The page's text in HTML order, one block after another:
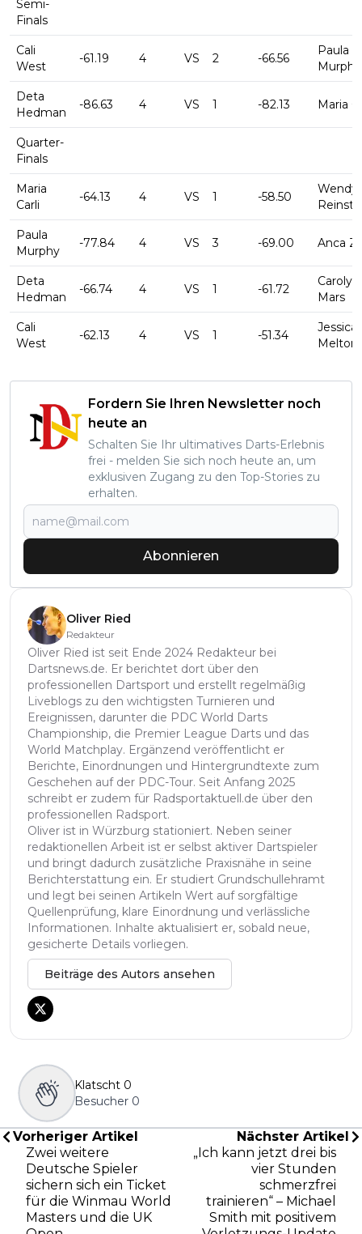
Semi-
Finals
Cali
West
-61.19 4 VS 2 -66.56
Paula
Murphy
Deta
Hedman
-86.63 4 VS 1 -82.13 Maria
Quarter-
Finals
Maria
Carli
-64.13 4 VS 1 -58.50
Wendy
Paula
Murphy
-77.84 4 VS 3 -69.00 Anca
Deta
Hedman
-66.74 4 VS 1 -61.72
Carolyn
Mars
Cali
West
-62.13 4 VS 1 -51.34
Jessica
Melton
Fordern Sie Ihren Newsletter noch
heute an
Schalten Sie Ihr ultimatives Darts-Erlebnis
frei - melden Sie sich noch heute an, um
exklusiven Zugang zu den Top-Stories zu
erhalten.
Abonnieren
Oliver Ried
Redakteur
Oliver Ried ist seit Ende 2024 Redakteur bei
Dartsnews.de. Er berichtet dort über den
professionellen Dartsport und erstellt regelmäßig
Liveblogs zu den wichtigsten Turnieren und
Ereignissen, darunter die PDC World Darts
Championship, die Premier League Darts und das
World Matchplay. Ergänzend veröffentlicht er
Berichte, Einordnungen und Hintergrundtexte zum
Geschehen auf der PDC-Tour. Seit Anfang 2025
schreibt er zudem für Radsportaktuell.de über den
professionellen Radsport.
Oliver ist in Würzburg stationiert. Neben seiner
redaktionellen Arbeit ist er selbst aktiver Dartspieler
und bringt dadurch zusätzliche Praxisnähe in seine
Berichterstattung ein. Er studiert Grundschullehramt
und legt bei seinen Artikeln Wert auf sorgfältige
Quellenprüfung, klare Einordnung und verlässliche
Informationen. Inhalte aktualisiert er, sobald neue,
gesicherte Details vorliegen.
Beiträge des Autors ansehen
Klatscht 0
Besucher 0
Vorheriger Artikel
Zwei weitere
Deutsche Spieler
sichern sich ein Ticket
für die Winmau World
Masters und die UK
Nächster Artikel
„Ich kann jetzt drei bis
vier Stunden
schmerzfrei
trainieren“ – Michael
Smith mit positivem